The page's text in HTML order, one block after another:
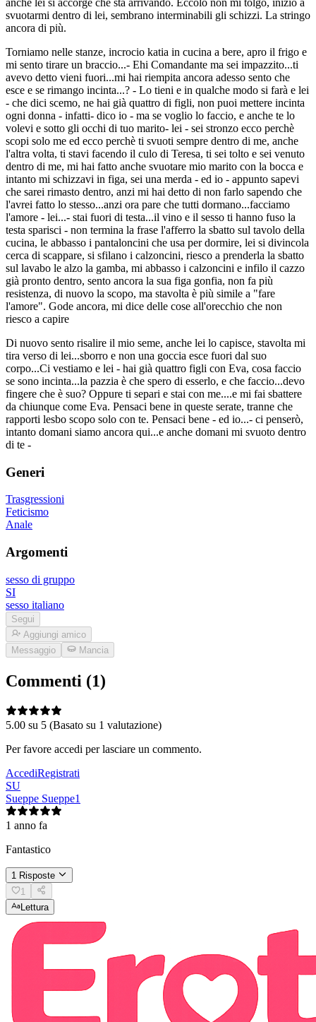
svuotarmi dentro di lei, sembrano interminabili gli schizzi. La stringo
ancora di più.
Torniamo nelle stanze, incrocio katia in cucina a bere, apro il frigo e
mi sento tirare un braccio...- Ehi Comandante ma sei impazzito...ti
avevo detto vieni fuori...mi hai riempita ancora adesso sento che
esce e se rimango incinta...? - Lo tieni e in qualche modo si farà e lei
- che dici scemo, ne hai già quattro di figli, non puoi mettere incinta
ogni donna - infatti- dico io - ma se voglio lo faccio, e anche te lo
volevi e sotto gli occhi di tuo marito- lei - sei stronzo ecco perchè
scopi solo me ed ecco perchè ti svuoti sempre dentro di me, anche
l'altra volta, ti stavi facendo il culo di Teresa, ti sei tolto e sei venuto
dentro di me, mi hai fatto anche svuotare mio marito con la bocca e
intanto mi schizzavi in figa, sei una merda - ed io - appunto sapevi
che sarei rimasto dentro, anzi mi hai detto di non farlo sapendo che
l'avrei fatto lo stesso...anzi ora pare che tutti dormano...facciamo
l'amore - lei...- stai fuori di testa...il vino e il sesso ti hanno fuso la
testa sparisci - non termina la frase l'afferro la sbatto sul tavolo della
cucina, le abbasso i pantaloncini che usa per dormire, lei si divincola
cerca di scappare, si sfilano i calzoncini, riesco a prenderla la sbatto
sul lavabo le alzo la gamba, mi abbasso i calzoncini e infilo il cazzo
già pronto dentro, sento ancora la sua figa gonfia, non fa più
resistenza, di nuovo la scopo, ma stavolta è più simile a "fare
l'amore". Gode ancora, mi dice delle cose all'orecchio che non
riesco a capire
Di nuovo sento risalire il mio seme, anche lei lo capisce, stavolta mi
tira verso di lei...sborro e non una goccia esce fuori dal suo
corpo...Ci vestiamo e lei - hai già quattro figli con Eva, cosa faccio
se sono incinta...la pazzia è che spero di esserlo, e che faccio...devo
fingere che è suo? Oppure ti separi e stai con me....e mi fai sbattere
da chiunque come Eva. Pensaci bene in queste serate, tranne che
rapporti lesbo scopo solo con te. Pensaci bene - ed io...- ci penserò,
intanto domani siamo ancora qui...e anche domani mi svuoto dentro
di te -
Generi
Trasgressioni
Feticismo
Anale
Argomenti
sesso di gruppo
SI
sesso italiano
Segui
Aggiungi amico
Messaggio
Mancia
Commenti (1)
5.00 su 5 (Basato su 1 valutazione)
Per favore accedi per lasciare un commento.
AccediRegistrati
SU
Sueppe Sueppe1
1 anno fa
Fantastico
1 Risposte
1
Lettura